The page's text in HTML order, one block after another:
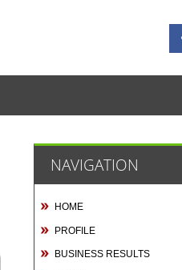
NAVIGATION
HOME
PROFILE
BUSINESS RESULTS